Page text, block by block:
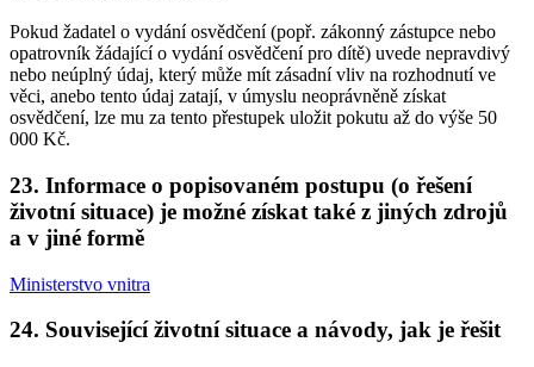
Pokud žadatel o vydání osvědčení (popř. zákonný zástupce nebo
opatrovník žádající o vydání osvědčení pro dítě) uvede nepravdivý
nebo neúplný údaj, který může mít zásadní vliv na rozhodnutí ve
věci, anebo tento údaj zatají, v úmyslu neoprávněně získat
osvědčení, lze mu za tento přestupek uložit pokutu až do výše 50
000 Kč.
23. Informace o popisovaném postupu (o řešení
životní situace) je možné získat také z jiných zdrojů
a v jiné formě
Ministerstvo vnitra
24. Související životní situace a návody, jak je řešit